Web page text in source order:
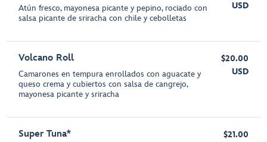
Atún fresco, mayonesa picante y pepino, rociado con
salsa picante de sriracha con chile y cebolletas
USD
Volcano Roll
Camarones en tempura enrollados con aguacate y
queso crema y cubiertos con salsa de cangrejo,
mayonesa picante y sriracha
$20.00
USD
Super Tuna*
$21.00